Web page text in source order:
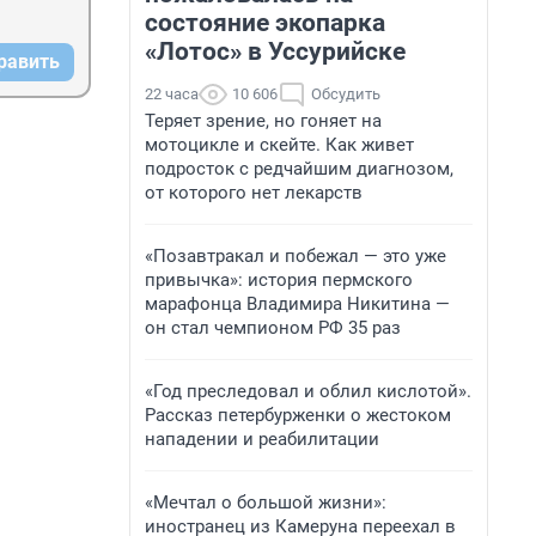
состояние экопарка
«Лотос» в Уссурийске
22 часа 10 606 Обсудить
Теряет зрение, но гоняет на
мотоцикле и скейте. Как живет
подросток с редчайшим диагнозом,
от которого нет лекарств
«Позавтракал и побежал — это уже
привычка»: история пермского
марафонца Владимира Никитина —
он стал чемпионом РФ 35 раз
«Год преследовал и облил кислотой».
Рассказ петербурженки о жестоком
нападении и реабилитации
«Мечтал о большой жизни»:
иностранец из Камеруна переехал в